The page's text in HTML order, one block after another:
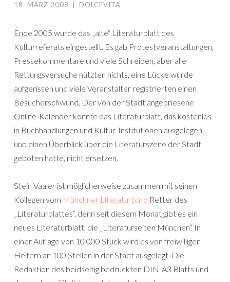
18. MÄRZ 2008 DOLCEVITA
Ende 2005 wurde das „alte“ Literaturblatt des
Kulturreferats eingestellt. Es gab Protestveranstaltungen,
Pressekommentare und viele Schreiben, aber alle
Rettungsversuche nützten nichts, eine Lücke wurde
aufgerissen und viele Veranstalter registrierten einen
Besucherschwund. Der von der Stadt angepriesene
Online-Kalender konnte das Literaturblatt, das kostenlos
in Buchhandlungen und Kultur-Institutionen ausgelegen
und einen Überblick über die Literaturszene der Stadt
geboten hatte, nicht ersetzen.
Stein Vaaler ist möglicherweise zusammen mit seinen
Kollegen vom Münchner Literaturbüro Retter des
„Literaturblattes“, denn seit diesem Monat gibt es ein
neues Literaturblatt, die „Literaturseiten München“. In
einer Auflage von 10 000 Stück wird es von freiwilligen
Helfern an 100 Stellen in der Stadt ausgelegt. Die
Redaktion des beidseitig bedruckten DIN-A3 Blatts und